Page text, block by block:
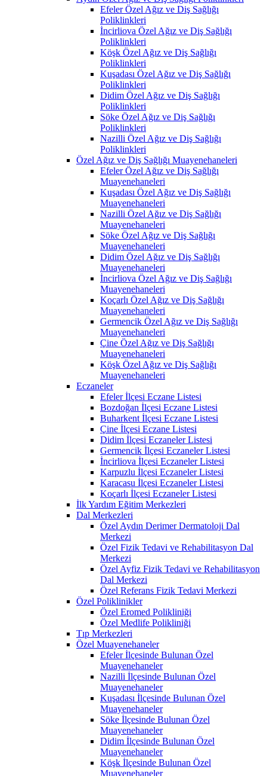
Efeler Özel Ağız ve Diş Sağlığı
Poliklinkleri
İncirliova Özel Ağız ve Diş Sağlığı
Poliklinkleri
Köşk Özel Ağız ve Diş Sağlığı
Poliklinkleri
Kuşadası Özel Ağız ve Diş Sağlığı
Poliklinkleri
Didim Özel Ağız ve Diş Sağlığı
Poliklinkleri
Söke Özel Ağız ve Diş Sağlığı
Poliklinkleri
Nazilli Özel Ağız ve Diş Sağlığı
Poliklinkleri
Özel Ağız ve Diş Sağlığı Muayenehaneleri
Efeler Özel Ağız ve Diş Sağlığı
Muayenehaneleri
Kuşadası Özel Ağız ve Diş Sağlığı
Muayenehaneleri
Nazilli Özel Ağız ve Diş Sağlığı
Muayenehaneleri
Söke Özel Ağız ve Diş Sağlığı
Muayenehaneleri
Didim Özel Ağız ve Diş Sağlığı
Muayenehaneleri
İncirliova Özel Ağız ve Diş Sağlığı
Muayenehaneleri
Koçarlı Özel Ağız ve Diş Sağlığı
Muayenehaneleri
Germencik Özel Ağız ve Diş Sağlığı
Muayenehaneleri
Çine Özel Ağız ve Diş Sağlığı
Muayenehaneleri
Köşk Özel Ağız ve Diş Sağlığı
Muayenehaneleri
Eczaneler
Efeler İlçesi Eczane Listesi
Bozdoğan İlçesi Eczane Listesi
Buharkent İlçesi Eczane Listesi
Çine İlçesi Eczane Listesi
Didim İlçesi Eczaneler Listesi
Germencik İlçesi Eczaneler Listesi
İncirliova İlçesi Eczaneler Listesi
Karpuzlu İlçesi Eczaneler Listesi
Karacasu İlçesi Eczaneler Listesi
Koçarlı İlçesi Eczaneler Listesi
İlk Yardım Eğitim Merkezleri
Dal Merkezleri
Özel Aydın Derimer Dermatoloji Dal
Merkezi
Özel Fizik Tedavi ve Rehabilitasyon Dal
Merkezi
Özel Ayfiz Fizik Tedavi ve Rehabilitasyon
Dal Merkezi
Özel Referans Fizik Tedavi Merkezi
Özel Poliklinikler
Özel Eromed Polikliniği
Özel Medlife Polikliniği
Tıp Merkezleri
Özel Muayenehaneler
Efeler İlçesinde Bulunan Özel
Muayenehaneler
Nazilli İlçesinde Bulunan Özel
Muayenehaneler
Kuşadası İlçesinde Bulunan Özel
Muayenehaneler
Söke İlçesinde Bulunan Özel
Muayenehaneler
Didim İlçesinde Bulunan Özel
Muayenehaneler
Köşk İlçesinde Bulunan Özel
Muayenehaneler